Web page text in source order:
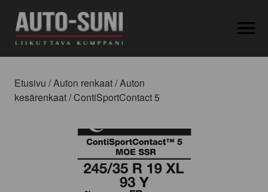
Etusivu /Auton renkaat/Auton
kesärenkaat/ ContiSportContact 5